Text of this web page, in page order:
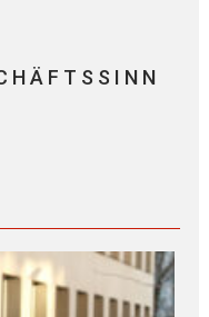
H Ä F T S S I N N